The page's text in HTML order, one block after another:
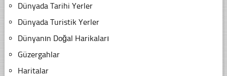
Dünyada Tarihi Yerler
Dünyada Turistik Yerler
Dünyanın Doğal Harikaları
Güzergahlar
Haritalar